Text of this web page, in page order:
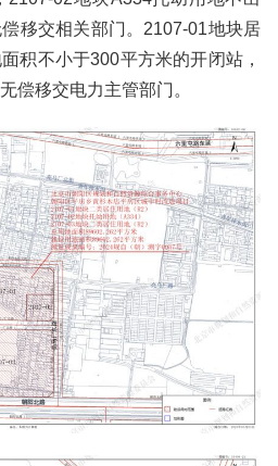
移交相关部门。2107-01地块居
积不小于300平方米的开闭站，
偿移交电力主管部门。